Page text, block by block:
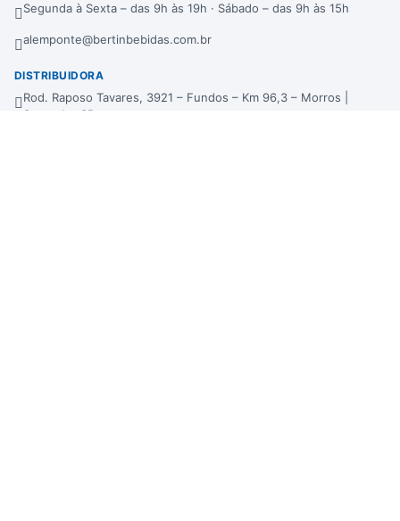
Segunda à Sexta – das 9h às 19h · Sábado – das 9h às 15h
alemponte@bertinbebidas.com.br
DISTRIBUIDORA
Rod. Raposo Tavares, 3921 – Fundos – Km 96,3 – Morros |
Sorocaba-SP